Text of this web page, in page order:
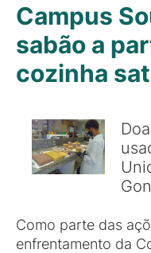
Campus
sabão a
cozinha
Como parte das
enfrentamento da